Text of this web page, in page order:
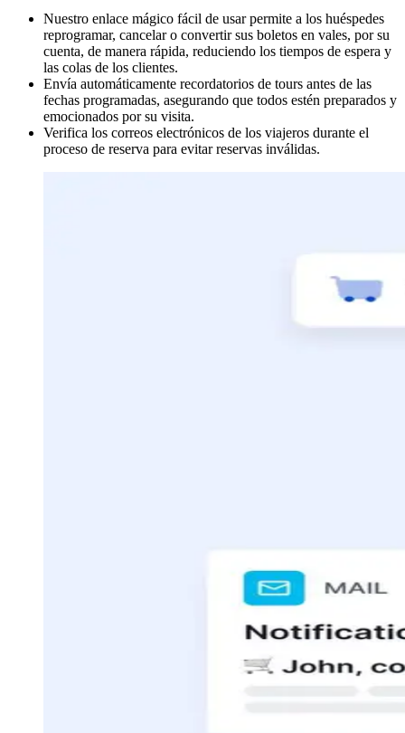
Nuestro enlace mágico fácil de usar permite a los huéspedes
reprogramar, cancelar o convertir sus boletos en vales, por su
cuenta, de manera rápida, reduciendo los tiempos de espera y
las colas de los clientes.
Envía automáticamente recordatorios de tours antes de las
fechas programadas, asegurando que todos estén preparados y
emocionados por su visita.
Verifica los correos electrónicos de los viajeros durante el
proceso de reserva para evitar reservas inválidas.